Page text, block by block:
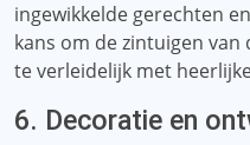
ingewikkelde gerechten
kans om de zintuigen
te verleidelijk met
6. Decoratie en